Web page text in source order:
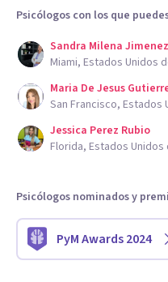
Psicólogos con los que
Sandra Milena
Miami, Estados Unidos
Maria De Jesus
San Francisco, Estados
Jessica Perez Rubio
Florida, Estados Unidos
Psicólogos nominados y
PyM Awards 2024